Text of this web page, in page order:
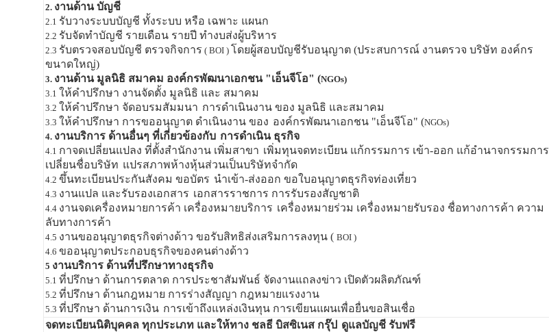
2. งานด้าน บัญชี
2.1 รับวางระบบบัญชี ทั้งระบบ หรือ เฉพาะ แผนก
2.2 รับจัดทำบัญชี รายเดือน รายปี ทำงบส่งผู้บริหาร
2.3 รับตรวจสอบบัญชี ตรวจกิจการ ( BOI ) โดยผู้สอบบัญชีรับอนุญาต (ประสบการณ์ งานตรวจ บริษัท องค์กร
ขนาดใหญ่)
3. งานด้าน มูลนิธิ สมาคม องค์กรพัฒนาเอกชน "เอ็นจีโอ" (NGOs)
3.1 ให้คำปรึกษา งานจัดตั้ง มูลนิธิ และ สมาคม
3.2 ให้คำปรึกษา จัดอบรมสัมมนา การดำเนินงาน ของ มูลนิธิ และสมาคม
3.3 ให้คำปรึกษา การขออนุญาต ดำเนินงาน ของ องค์กรพัฒนาเอกชน "เอ็นจีโอ" (NGOs)
4. งานบริการ ด้านอื่นๆ ที่เกี่ยวข้องกับ การดำเนิน ธุรกิจ
4.1 กาจดเปลี่ยนแปลง ที่ตั้งสำนักงาน เพิ่มสาขา เพิ่มทุนจดทะเบียน แก้กรรมการ เข้า-ออก แก้อำนาจกรรมการ
เปลี่ยนชื่อบริษัท แปรสภาพห้างหุ้นส่วนเป็นบริษัทจำกัด
4.2 ขึ้นทะเบียนประกันสังคม ขอบัตร นำเข้า-ส่งออก ขอใบอนุญาตธุรกิจท่องเที่ยว
4.3 งานแปล และรับรองเอกสาร เอกสารราชการ การรับรองสัญชาติ
4.4 งานจดเครื่องหมายการค้า เครื่องหมายบริการ เครื่องหมายร่วม เครื่องหมายรับรอง ชื่อทางการค้า ความ
ลับทางการค้า
4.5 งานขออนุญาตธุรกิจต่างด้าว ขอรับสิทธิส่งเสริมการลงทุน ( BOI )
4.6 ขออนุญาตประกอบธุรกิจของคนต่างด้าว
5 งานบริการ ด้านที่ปรึกษาทางธุรกิจ
5.1 ที่ปรึกษา ด้านการตลาด การประชาสัมพันธ์ จัดงานแถลงข่าว เปิดตัวผลิตภัณฑ์
5.2 ที่ปรึกษา ด้านกฎหมาย การร่างสัญญา กฎหมายแรงงาน
5.3 ที่ปรึกษา ด้านการเงิน การเข้าถึงแหล่งเงินทุน การเขียนแผนเพื่อยื่นขอสินเชื่อ
จดทะเบียนนิติบุคคล ทุกประเภท และให้ทาง ชลธี บิสซิเนส กรุ๊ป ดูแลบัญชี รับฟรี